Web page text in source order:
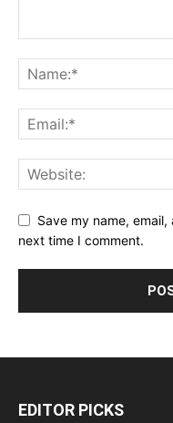
Save my name,
next time I comment.
EDITOR PICKS